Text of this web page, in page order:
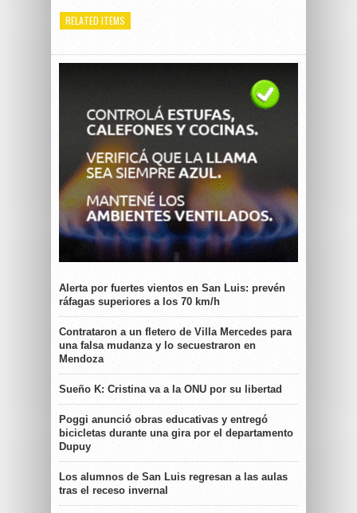
RELATED ITEMS
Alerta por fuertes vientos en San Luis: prevén
ráfagas superiores a los 70 km/h
Contrataron a un fletero de Villa Mercedes para
una falsa mudanza y lo secuestraron en
Mendoza
Sueño K: Cristina va a la ONU por su libertad
Poggi anunció obras educativas y entregó
bicicletas durante una gira por el departamento
Dupuy
Los alumnos de San Luis regresan a las aulas
tras el receso invernal